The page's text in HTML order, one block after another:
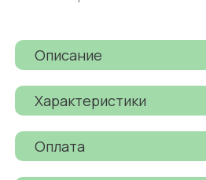
Описание
Характеристики
Оплата